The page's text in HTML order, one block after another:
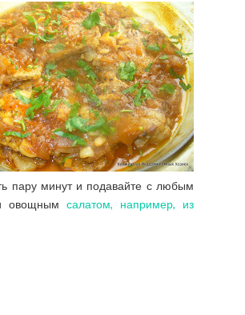
пару минут и подавайте с любым
овощным салатом, например, из